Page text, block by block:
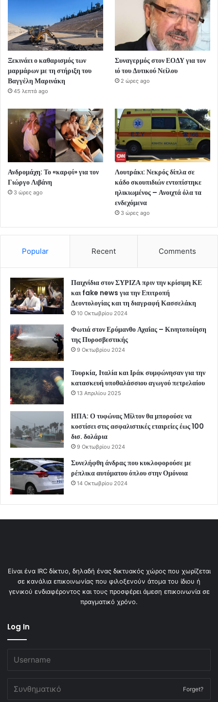
Ξεκινάει ο καθαρισμός των
μαρμάρων με τη στήριξη του
Βαγγέλη Μαρινάκη
45 λεπτά ago
Συναγερμός στον ΕΟΔΥ για τον
ιό του Δυτικού Νείλου
2 ώρες ago
Ανδρομάχη: Το «καρφί» για τον
Γιώργο Λιβάνη
3 ώρες ago
Λουτράκι: Νεκρός δίπλα σε
κάδο σκουπιδιών εντοπίστηκε
ηλικιωμένος – Ανοιχτά όλα τα
ενδεχόμενα
3 ώρες ago
Popular Recent Comments
Παιχνίδια στον ΣΥΡΙΖΑ πριν την κρίσιμη ΚΕ
και fake news για την Επιτροπή
Δεοντολογίας και τη διαγραφή Κασσελάκη
10 Οκτωβρίου 2024
Φωτιά στον Ερύμανθο Αχαΐας – Κινητοποίηση
της Πυροσβεστικής
9 Οκτωβρίου 2024
Τουρκία, Ιταλία και Ιράκ συμφώνησαν για την
κατασκευή υποθαλάσσιου αγωγού πετρελαίου
13 Απριλίου 2025
ΗΠΑ: Ο τυφώνας Μίλτον θα μπορούσε να
κοστίσει στις ασφαλιστικές εταιρείες έως 100
δισ. δολάρια
9 Οκτωβρίου 2024
Συνελήφθη άνδρας που κυκλοφορούσε με
ρέπλικα αυτόματου όπλου στην Ομόνοια
14 Οκτωβρίου 2024
Είναι ένα IRC δίκτυο, δηλαδή ένας δικτυακός χώρος που χωρίζεται
σε κανάλια επικοινωνίας που φιλοξενούν άτομα του ίδιου ή
γενικού ενδιαφέροντος και τους προσφέρει άμεση επικοινωνία σε
πραγματικό χρόνο.
Log In
Forget?